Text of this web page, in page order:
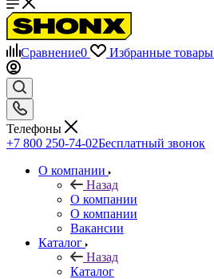
Сравнение0 Избранные товары
Телефоны
+7 800 250-74-02Бесплатный звонок
О компании
Назад
О компании
О компании
Вакансии
Каталог
Назад
Каталог